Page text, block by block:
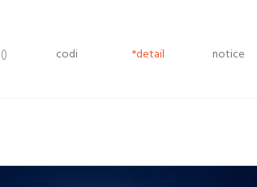
() codi *detail notice